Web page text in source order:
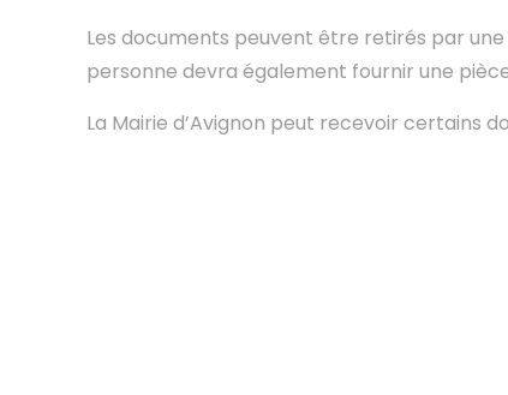
Les documents peuvent être retirés par
personne devra également fournir une
La Mairie d’Avignon peut recevoir certains